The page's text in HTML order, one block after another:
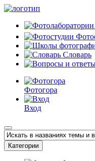
Словарь
Фотогора
Вход
Категории